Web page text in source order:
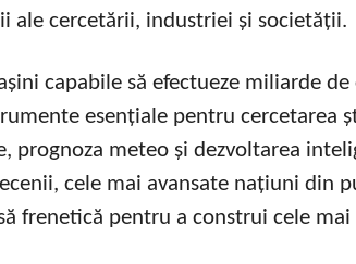
ale cercetării, industriei și societății.
capabile să efectueze miliarde de
esențiale pentru cercetarea
prognoza meteo și dezvoltarea
cele mai avansate națiuni din
frenetică pentru a construi cele